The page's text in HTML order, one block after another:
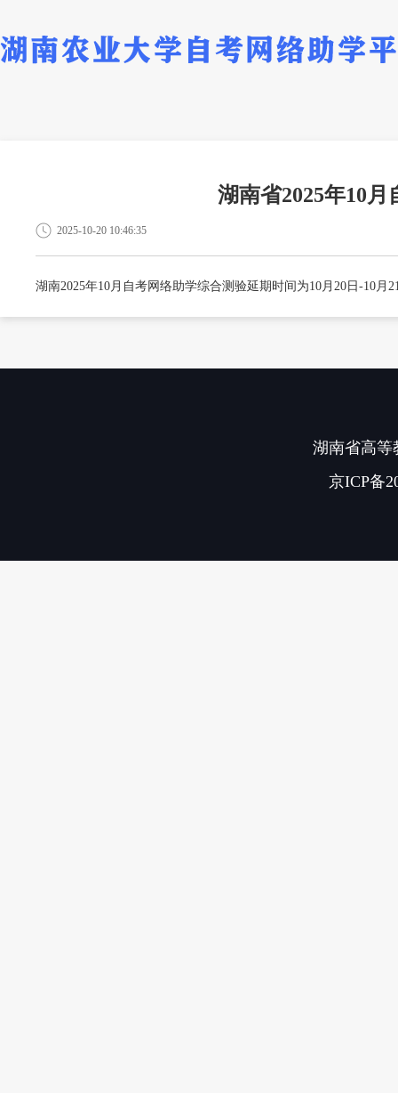
湖南省2025年10
2025-10-20 10:46:35
湖南2025年10月自考网络助学综合测验延期时间为10月20日-10
湖南省高等
京ICP备